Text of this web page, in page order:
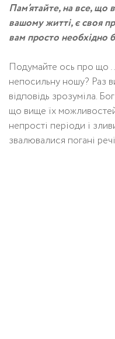
Пам’ятайте, на все, що
вашому житті, є своя
вам просто необхідно
Подумайте ось про що
непосильну ношу? Раз
відповідь зрозуміла.
що вище їх
непрості періоди і
звалювалися погані